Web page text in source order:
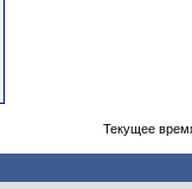
Текущее